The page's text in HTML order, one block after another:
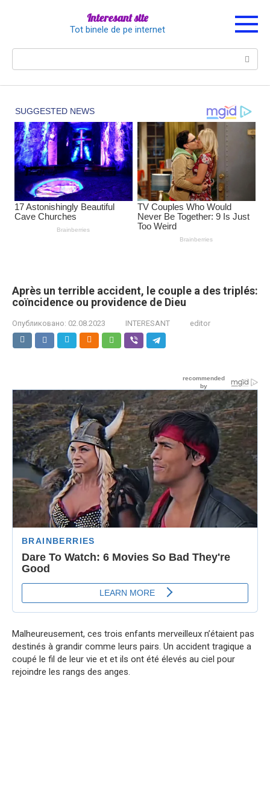
Interesant site
Tot binele de pe internet
Après un terrible accident, le couple a des triplés:
coïncidence ou providence de Dieu
Опубликовано: 02.08.2023 INTERESANT editor
Malheureusement, ces trois enfants merveilleux n’étaient pas
destinés à grandir comme leurs pairs. Un accident tragique a
coupé le fil de leur vie et et ils ont été élevés au ciel pour
rejoindre les rangs des anges.